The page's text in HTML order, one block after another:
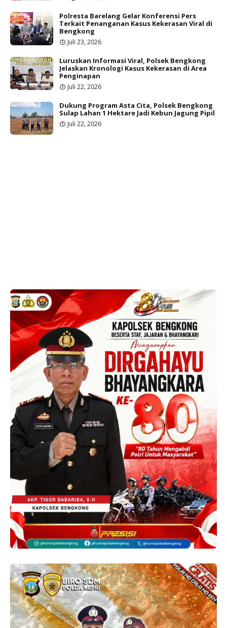
Polresta Barelang Gelar Konferensi Pers
Terkait Penanganan Kasus Kekerasan Viral di
Bengkong
Juli 23, 2026
Luruskan Informasi Viral, Polsek Bengkong
Jelaskan Kronologi Kasus Kekerasan di Area
Penginapan
Juli 22, 2026
Dukung Program Asta Cita, Polsek Bengkong
Sulap Lahan 1 Hektare Jadi Kebun Jagung Pipil
Juli 22, 2026